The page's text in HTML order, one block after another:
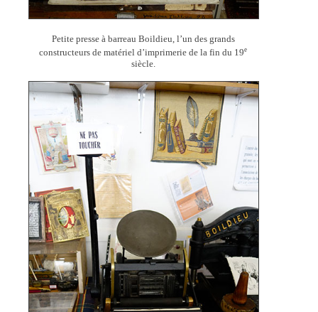
Petite presse à barreau Boildieu, l’un des grands
constructeurs de matériel d’imprimerie de la fin du 19e
siècle.